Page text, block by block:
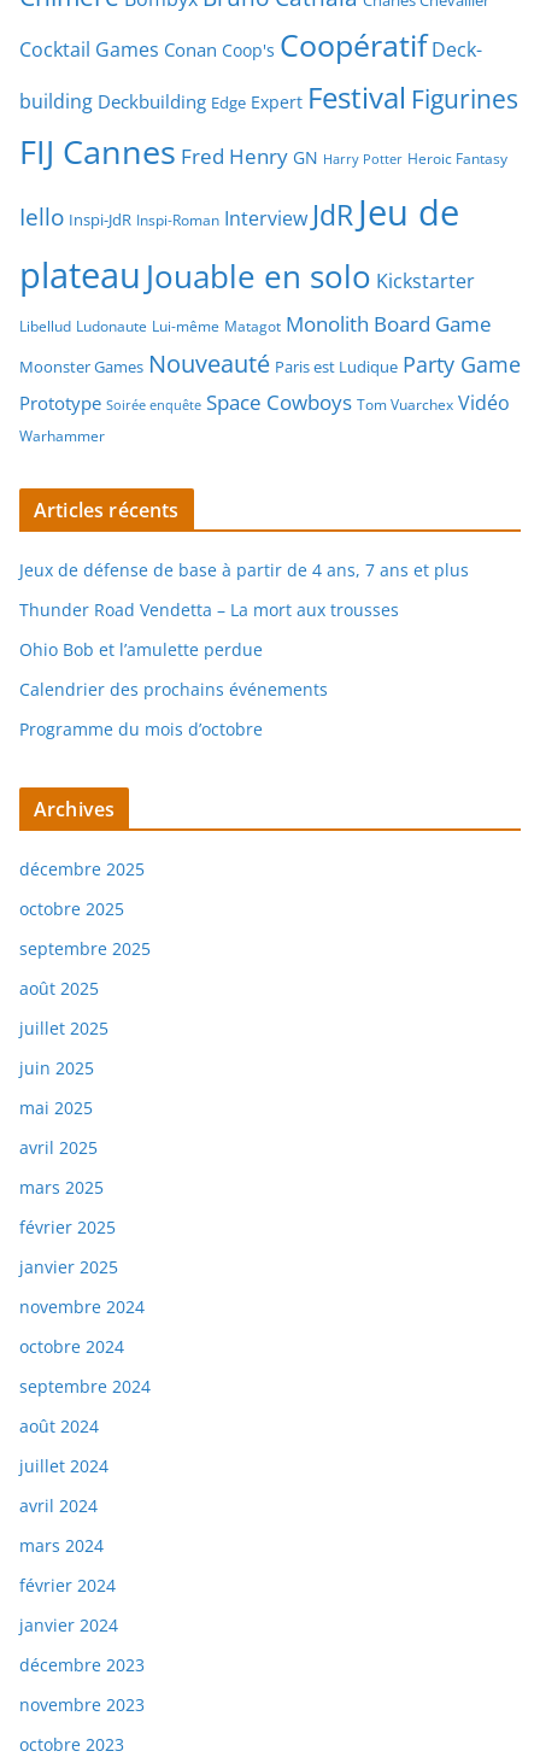
Cocktail Games Conan Coop's Coopératif Deck-
building Deckbuilding Edge Expert Festival Figurines
FIJ Cannes Fred Henry GN Harry Potter Heroic Fantasy
Iello Inspi-JdR Inspi-Roman Interview JdRJeu de
plateau Jouable en solo Kickstarter
Libellud Ludonaute Lui-même Matagot Monolith Board Game
Moonster Games Nouveauté Paris est Ludique Party Game
Prototype Soirée enquête Space Cowboys Tom Vuarchex Vidéo
Warhammer
Articles récents
Jeux de défense de base à partir de 4 ans, 7 ans et plus
Thunder Road Vendetta – La mort aux trousses
Ohio Bob et l’amulette perdue
Calendrier des prochains événements
Programme du mois d’octobre
Archives
décembre 2025
octobre 2025
septembre 2025
août 2025
juillet 2025
juin 2025
mai 2025
avril 2025
mars 2025
février 2025
janvier 2025
novembre 2024
octobre 2024
septembre 2024
août 2024
juillet 2024
avril 2024
mars 2024
février 2024
janvier 2024
décembre 2023
novembre 2023
octobre 2023